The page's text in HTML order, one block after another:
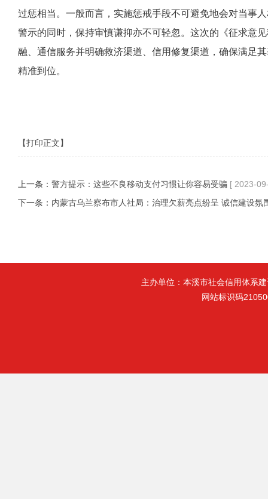
过惩相当。一般而言，实施惩戒手段不可避免地会对当事
警示的同时，保持审慎谦抑亦不可轻忽。这次的《征求意
融、通信服务并明确救济渠道、信用修复渠道，确保满足
精准到位。
【打印正文】
上一条： 警方提示：这些不良移动支付习惯让你容易受骗 [ 2023-
下一条： 内蒙古乌兰察布市人社局：治理欠薪亮点纷呈 诚信建设氛
主办单位：本溪市社会信用体系
网站标识码